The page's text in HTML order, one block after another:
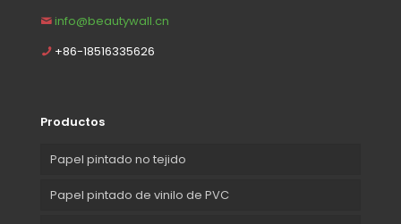
info@beautywall.cn
+86-18516335626
Productos
Papel pintado no tejido
Papel pintado de vinilo de PVC